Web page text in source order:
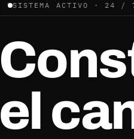
SISTEMA ACTIVO · 24 /
el